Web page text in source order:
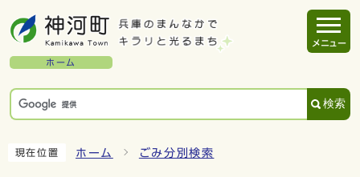
ホーム
検索
メニュー
現在位置 ホーム ごみ分別検索